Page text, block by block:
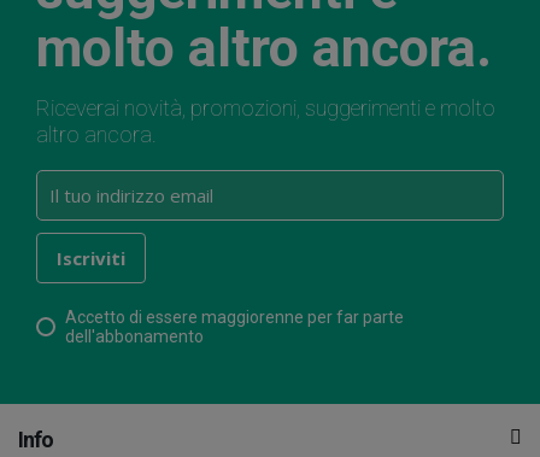
molto altro ancora.
Riceverai novità, promozioni, suggerimenti e molto
altro ancora.
Accetto di essere maggiorenne per far parte
dell'abbonamento
Info